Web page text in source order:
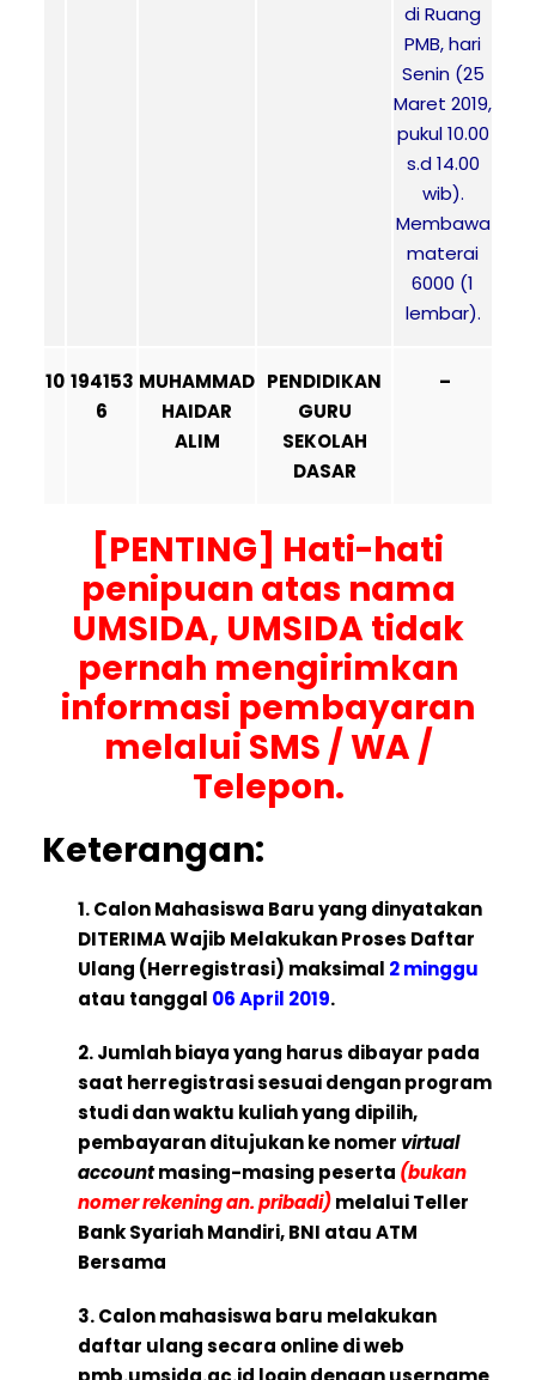
di Ruang
PMB, hari
Senin (25
Maret 2019,
pukul 10.00
s.d 14.00
wib).
Membawa
materai
6000 (1
lembar).
10 194153
6
MUHAMMAD
HAIDAR
ALIM
PENDIDIKAN
GURU
SEKOLAH
DASAR
–
[PENTING] Hati-hati
penipuan atas nama
UMSIDA, UMSIDA tidak
pernah mengirimkan
informasi pembayaran
melalui SMS / WA /
Telepon.
Keterangan:
1. Calon Mahasiswa Baru yang dinyatakan
DITERIMA Wajib Melakukan Proses Daftar
Ulang (Herregistrasi) maksimal 2 minggu
atau tanggal 06 April 2019.
2. Jumlah biaya yang harus dibayar pada
saat herregistrasi sesuai dengan program
studi dan waktu kuliah yang dipilih,
pembayaran ditujukan ke nomer virtual
accountmasing-masing peserta (bukan
nomer rekening an. pribadi)melalui Teller
Bank Syariah Mandiri, BNI atau ATM
Bersama
3. Calon mahasiswa baru melakukan
daftar ulang secara online di web